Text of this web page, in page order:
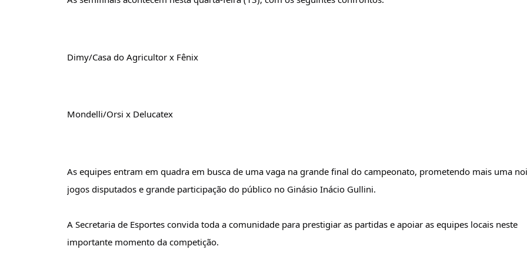
Dimy/Casa do Agricultor x Fênix
Mondelli/Orsi x Delucatex
As equipes entram em quadra em busca de uma vaga na grande final do campeonato, prometendo mais uma
jogos disputados e grande participação do público no Ginásio Inácio Gullini.
A Secretaria de Esportes convida toda a comunidade para prestigiar as partidas e apoiar as equipes locais neste
importante momento da competição.